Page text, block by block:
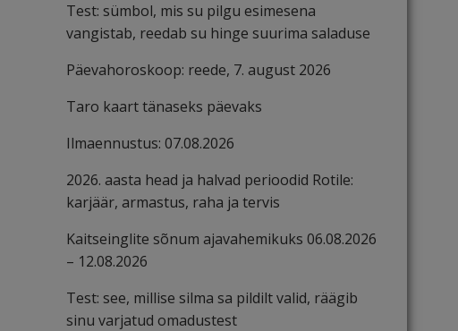
Test: sümbol, mis su pilgu esimesena
vangistab, reedab su hinge suurima saladuse
Päevahoroskoop: reede, 7. august 2026
Taro kaart tänaseks päevaks
Ilmaennustus: 07.08.2026
2026. aasta head ja halvad perioodid Rotile:
karjäär, armastus, raha ja tervis
Kaitseinglite sõnum ajavahemikuks 06.08.2026
– 12.08.2026
Test: see, millise silma sa pildilt valid, räägib
sinu varjatud omadustest